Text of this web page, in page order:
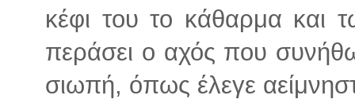
κέφι του το κάθαρμα και
περάσει ο αχός που
σιωπή, όπως έλεγε